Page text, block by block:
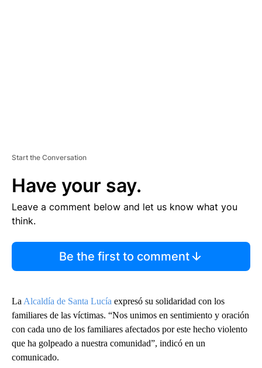
Start the Conversation
Have your say.
Leave a comment below and let us know what you
think.
Be the first to comment
La Alcaldía de Santa Lucía expresó su solidaridad con los
familiares de las víctimas. “Nos unimos en sentimiento y oración
con cada uno de los familiares afectados por este hecho violento
que ha golpeado a nuestra comunidad”, indicó en un
comunicado.